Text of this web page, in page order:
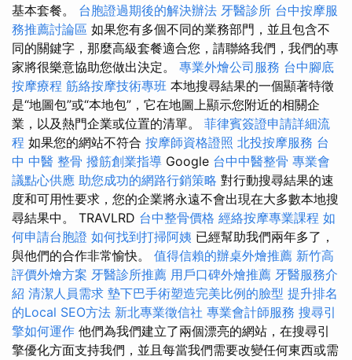
基本套餐。 台胞證過期後的解決辦法 牙醫診所 台中按摩服
務推薦討論區 如果您有多個不同的業務部門，並且包含不
同的關鍵字，那麼高級套餐適合您，請聯絡我們，我們的專
家將很樂意協助您做出決定。 專業外燴公司服務 台中腳底
按摩療程 筋絡按摩技術專班 本地搜尋結果的一個顯著特徵
是“地圖包”或“本地包”，它在地圖上顯示您附近的相關企
業，以及熱門企業或位置的清單。 菲律賓簽證申請詳細流
程 如果您的網站不符合 按摩師資格證照 北投按摩服務 台
中 中醫 整骨 撥筋創業指導 Google 台中中醫整骨 專業會
議點心供應 助您成功的網路行銷策略 對行動搜尋結果的速
度和可用性要求，您的企業將永遠不會出現在大多數本地搜
尋結果中。 TRAVLRD 台中整骨價格 經絡按摩專業課程 如
何申請台胞證 如何找到打掃阿姨 已經幫助我們兩年多了，
與他們的合作非常愉快。 值得信賴的辦桌外燴推薦 新竹高
評價外燴方案 牙醫診所推薦 用戶口碑外燴推薦 牙醫服務介
紹 清潔人員需求 墊下巴手術塑造完美比例的臉型 提升排名
的Local SEO方法 新北專業徵信社 專業會計師服務 搜尋引
擎如何運作 他們為我們建立了兩個漂亮的網站，在搜尋引
擎優化方面支持我們，並且每當我們需要改變任何東西或需